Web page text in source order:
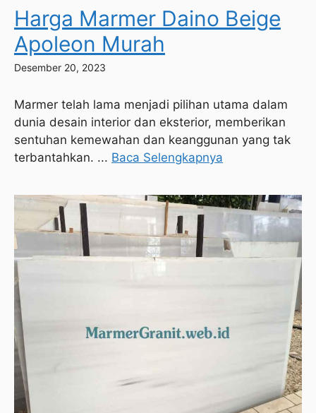
Harga Marmer Daino Beige
Apoleon Murah
Desember 20, 2023
Marmer telah lama menjadi pilihan utama dalam
dunia desain interior dan eksterior, memberikan
sentuhan kemewahan dan keanggunan yang tak
terbantahkan. ... Baca Selengkapnya